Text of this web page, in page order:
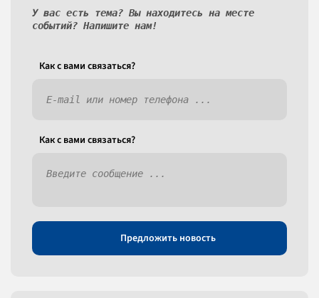
У вас есть тема? Вы находитесь на месте
событий? Напишите нам!
Как c вами связаться?
Как c вами связаться?
Предложить новость